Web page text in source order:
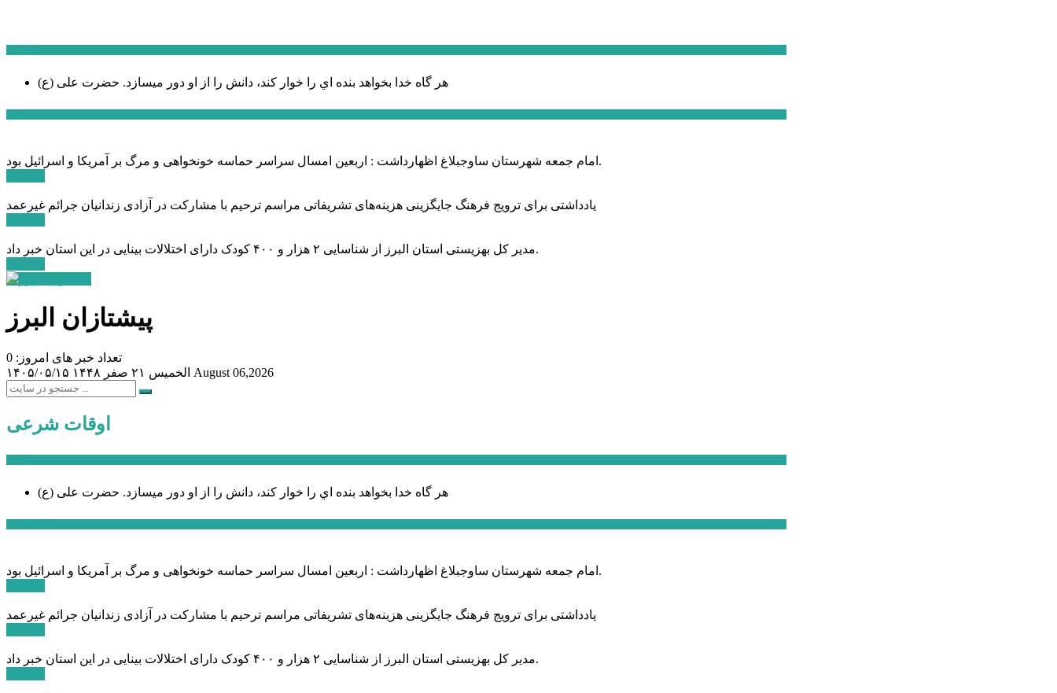
هر گاه خدا بخواهد بنده اي را خوار كند، دانش را از او دور میسازد. حضرت علی (ع)
امام جمعه شهرستان ساوجبلاغ اظهارداشت : اربعین امسال سراسر حماسه خونخواهی و مرگ بر آمریکا و اسرائیل بود.
یادداشتی برای ترویج فرهنگ جایگزینی هزینه‌های تشریفاتی مراسم ترحیم با مشارکت در آزادی زندانیان جرائم غیرعمد
مدیر کل بهزیستی استان البرز از شناسایی ۲ هزار و ۴۰۰ کودک دارای اختلالات بینایی در این استان خبر داد.
پیشتازان البرز
تعداد خبر های امروز: 0
۱۴۰۵/۰۵/۱۵
الخميس ۲۱ صفر ۱۴۴۸ August 06,2026
اوقات شرعی
هر گاه خدا بخواهد بنده اي را خوار كند، دانش را از او دور میسازد. حضرت علی (ع)
امام جمعه شهرستان ساوجبلاغ اظهارداشت : اربعین امسال سراسر حماسه خونخواهی و مرگ بر آمریکا و اسرائیل بود.
یادداشتی برای ترویج فرهنگ جایگزینی هزینه‌های تشریفاتی مراسم ترحیم با مشارکت در آزادی زندانیان جرائم غیرعمد
مدیر کل بهزیستی استان البرز از شناسایی ۲ هزار و ۴۰۰ کودک دارای اختلالات بینایی در این استان خبر داد.